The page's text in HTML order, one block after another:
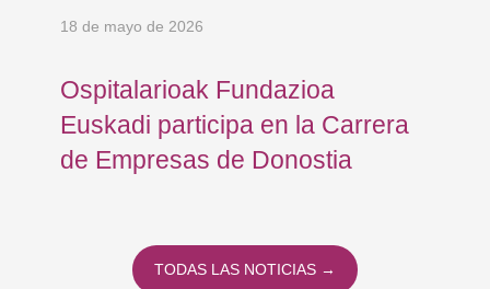
18 de mayo de 2026
Ospitalarioak Fundazioa
Euskadi participa en la Carrera
de Empresas de Donostia
TODAS LAS NOTICIAS →